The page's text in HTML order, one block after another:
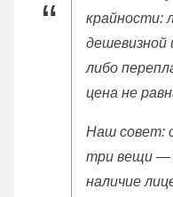
крайности:
дешевизной
либо
цена не
Наш совет:
три вещи —
наличие